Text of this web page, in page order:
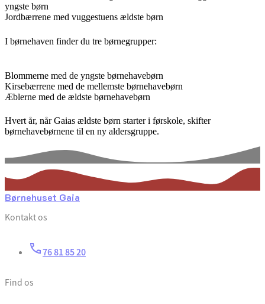
yngste børn
Jordbærrene med vuggestuens ældste børn
I børnehaven finder du tre børnegrupper:
Blommerne med de yngste børnehavebørn
Kirsebærrene med de mellemste børnehavebørn
Æblerne med de ældste børnehavebørn
Hvert år, når Gaias ældste børn starter i førskole, skifter
børnehavebørnene til en ny aldersgruppe.
Børnehuset Gaia
Kontakt os
76 81 85 20
Find os